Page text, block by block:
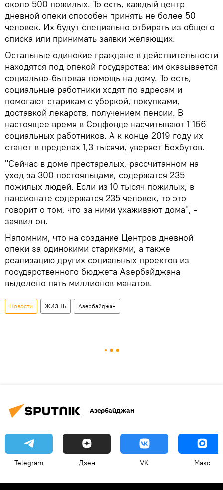
около 500 пожилых. То есть, каждый центр
дневной опеки способен принять не более 50
человек. Их будут специально отбирать из общего
списка или принимать заявки желающих.
Остальные одинокие граждане в действительности
находятся под опекой государства: им оказывается
социально-бытовая помощь на дому. То есть,
социальные работники ходят по адресам и
помогают старикам с уборкой, покупками,
доставкой лекарств, получением пенсии. В
настоящее время в Соцфонде насчитывают 1 166
социальных работников. А к конце 2019 году их
станет в пределах 1,3 тысячи, уверяет Бехбутов.
"Сейчас в доме престарелых, рассчитанном на
уход за 300 постояльцами, содержатся 235
пожилых людей. Если из 10 тысяч пожилых, в
пансионате содержатся 235 человек, то это
говорит о том, что за ними ухаживают дома", -
заявил он.
Напомним, что на создание Центров дневной
опеки за одинокими стариками, а также
реализацию других социальных проектов из
государственного бюджета Азербайджана
выделено пять миллионов манатов.
Новости ЖИЗНЬ Азербайджан
Азербайджан
Telegram Дзен VK Макс